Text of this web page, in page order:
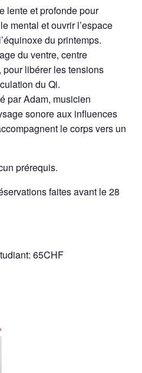
lente et profonde pour
mental et ouvrir l’espace
du printemps.
du ventre, centre
libérer les tensions
du Qi.
par Adam, musicien
sonore aux influences
le corps vers un
prérequis.
faites avant le 28
65CHF